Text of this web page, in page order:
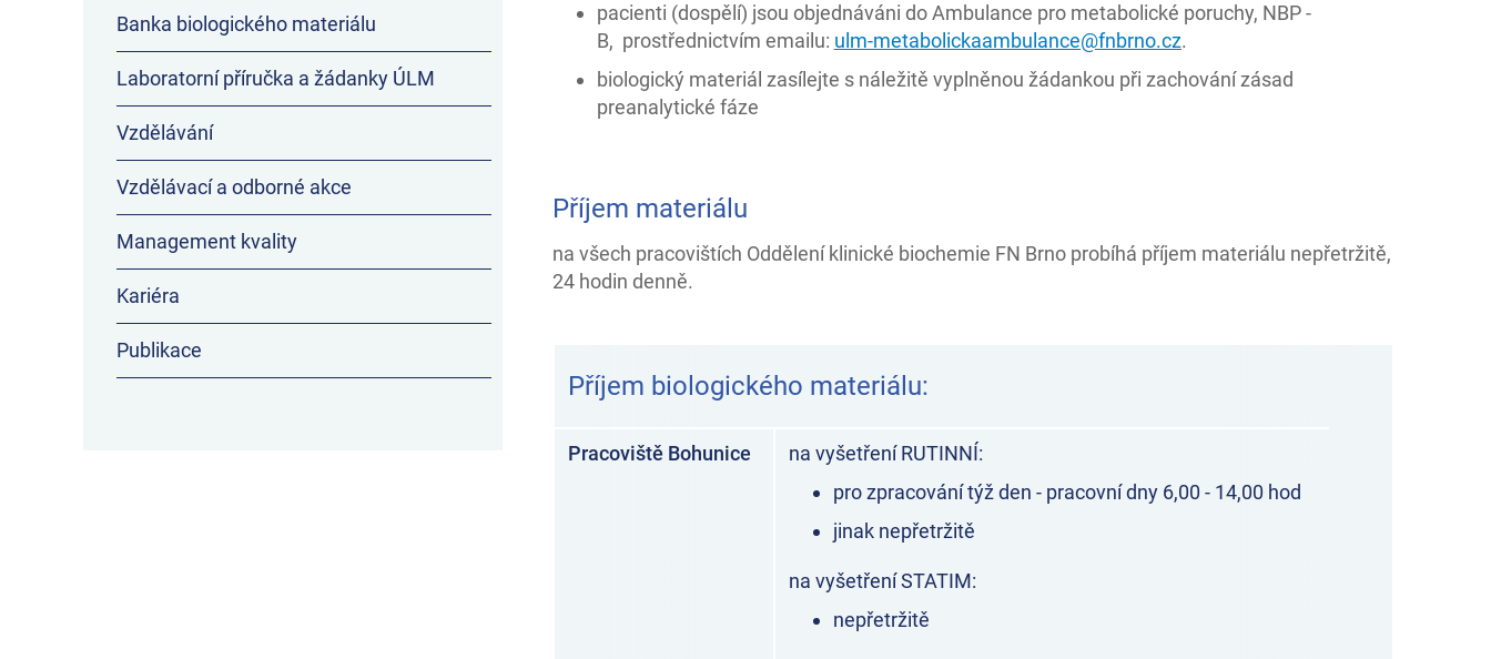
pacienti (dospělí) jsou objednáváni do Ambulance pro metabolické poruchy, NBP -
B, prostřednictvím emailu: ulm-metabolickaambulance@fnbrno.cz.
biologický materiál zasílejte s náležitě vyplněnou žádankou při zachování zásad
preanalytické fáze
Příjem materiálu
na všech pracovištích Oddělení klinické biochemie FN Brno probíhá příjem materiálu nepřetržitě,
24 hodin denně.
Příjem biologického materiálu:
Pracoviště Bohunice
na vyšetření RUTINNÍ:
pro zpracování týž den - pracovní dny 6,00 - 14,00 hod
jinak nepřetržitě
na vyšetření STATIM:
nepřetržitě
Banka biologického materiálu
Laboratorní příručka a žádanky ÚLM
Vzdělávání
Vzdělávací a odborné akce
Management kvality
Kariéra
Publikace